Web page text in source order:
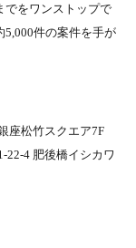
でをワンストップで
件の案件を手が
座松竹スクエア7F
4 肥後橋イシカワ